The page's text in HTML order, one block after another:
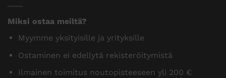
Miksi ostaa meiltä?
Myymme yksityisille ja yrityksille
Ostaminen ei edellytä rekisteröitymistä
Ilmainen toimitus noutopisteeseen yli 200 €